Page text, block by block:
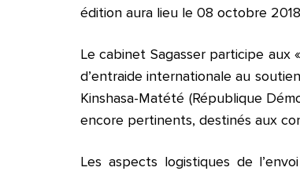
édition aura lieu le 08 octobre
Le cabinet Sagasser participe aux
d’entraide internationale au
Kinshasa-Matété (République
encore pertinents, destinés aux
Les aspects logistiques de